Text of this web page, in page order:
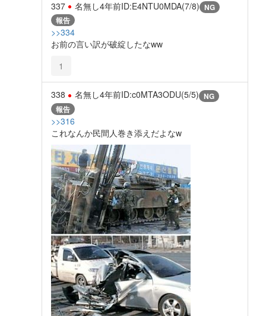
337 名無し4年前ID:E4NTU0MDA(7/8) NG
報告
>>334
お前の言い訳が破綻したなww
1
338 名無し4年前ID:c0MTA3ODU(5/5) NG
報告
>>316
これなんか民間人巻き添えだよなw